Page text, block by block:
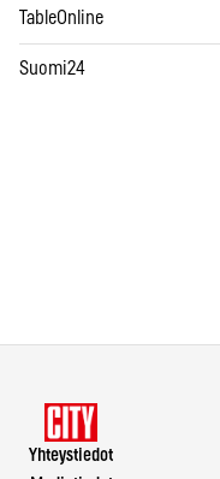
TableOnline
Suomi24
Yhteystiedot